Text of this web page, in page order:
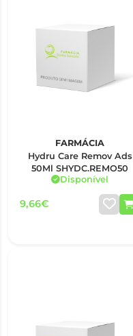
FARMÁCIA
Hydru Care Remov Ads
50Ml SHYDC.REMO50
Disponível
9,66€